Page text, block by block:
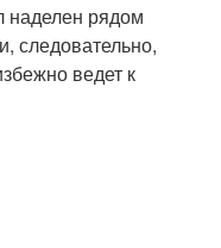
наделен рядом
следовательно,
ведет к